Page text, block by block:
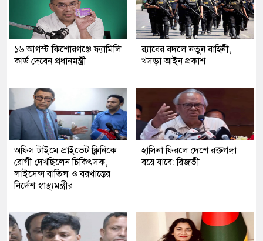
১৬ আগস্ট কিশোরগঞ্জে ফ্যামিলি
কার্ড দেবেন প্রধানমন্ত্রী
র‍্যাবের বদলে নতুন বাহিনী,
খসড়া আইন প্রকাশ
অফিস টাইমে প্রাইভেট ক্লিনিকে
রোগী দেখছিলেন চিকিৎসক,
লাইসেন্স বাতিল ও বরখাস্তের
নির্দেশ স্বাস্থ্যমন্ত্রীর
হাসিনা ফিরলে দেশে রক্তগঙ্গা
বয়ে যাবে: রিজভী